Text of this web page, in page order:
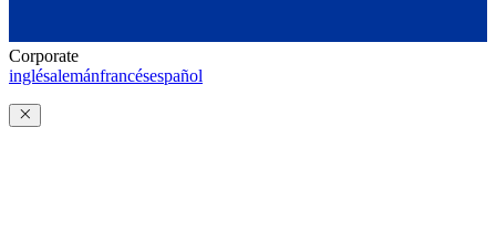
Corporate
inglésalemánfrancésespañol